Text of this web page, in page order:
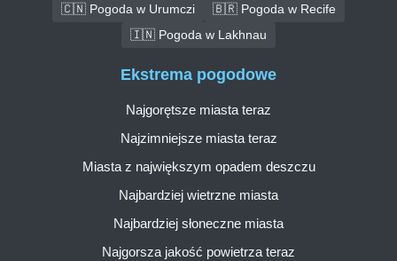
🇨🇳 Pogoda w Urumczi
🇧🇷 Pogoda w Recife
🇮🇳 Pogoda w Lakhnau
Ekstrema pogodowe
Najgorętsze miasta teraz
Najzimniejsze miasta teraz
Miasta z największym opadem deszczu
Najbardziej wietrzne miasta
Najbardziej słoneczne miasta
Najgorsza jakość powietrza teraz